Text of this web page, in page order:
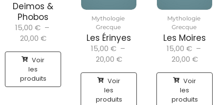
Deimos &
Phobos
15,00 € –
20,00 €
Voir
les
produits
Mythologie
Grecque
Les Érinyes
15,00 € –
20,00 €
Voir
les
produits
Mythologie
Grecque
Les Moires
15,00 € –
20,00 €
Voir
les
produits